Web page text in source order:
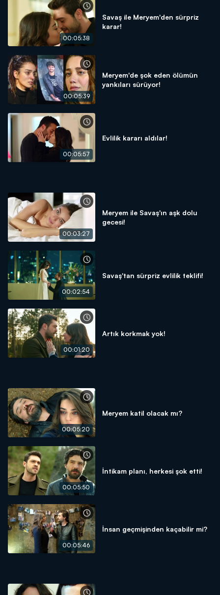
00:05:38
Savaş ile Meryem'den sürpriz
karar!
00:05:39
Meryem'de şok eden ölümün
yankıları sürüyor!
00:05:57
Evlilik kararı aldılar!
00:03:27
Meryem ile Savaş'ın aşk dolu
gecesi!
00:02:54
Savaş'tan sürpriz evlilik teklifi!
00:01:20
Artık korkmak yok!
00:05:20
Meryem katil olacak mı?
00:05:50
İntikam planı, herkesi şok etti!
00:05:46
İnsan geçmişinden kaçabilir mi?